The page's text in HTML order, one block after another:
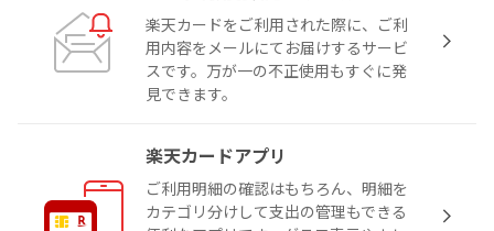
楽天カードをご利用された際に、ご利
用内容をメールにてお届けするサービ
スです。万が一の不正使用もすぐに発
見できます。
楽天カードアプリ
ご利用明細の確認はもちろん、明細を
カテゴリ分けして支出の管理もできる